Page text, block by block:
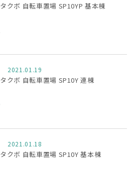
タクボ 自転車置場 SP10YP 基本棟
2021.01.19
タクボ 自転車置場 SP10Y 連棟
2021.01.18
タクボ 自転車置場 SP10Y 基本棟